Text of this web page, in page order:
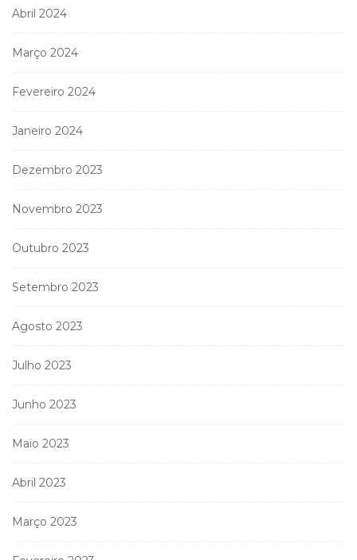
Abril 2024
Março 2024
Fevereiro 2024
Janeiro 2024
Dezembro 2023
Novembro 2023
Outubro 2023
Setembro 2023
Agosto 2023
Julho 2023
Junho 2023
Maio 2023
Abril 2023
Março 2023